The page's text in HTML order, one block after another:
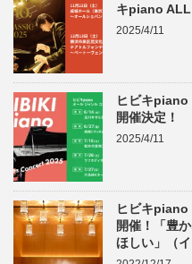
キpiano ALL
2025/4/11
ヒビキpiano
開催決定！
2025/4/11
ヒビキpiano
開催！「豊
ほしい」（イ